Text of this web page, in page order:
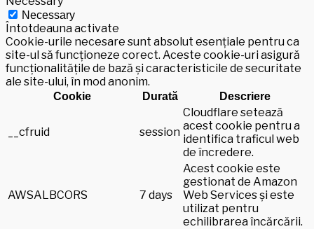
Necessary
Întotdeauna activate
Cookie-urile necesare sunt absolut esențiale pentru ca
site-ul să funcționeze corect. Aceste cookie-uri asigură
funcționalitățile de bază și caracteristicile de securitate
ale site-ului, în mod anonim.
Cookie Durată Descriere
__cfruid session
Cloudflare setează
acest cookie pentru a
identifica traficul web
de încredere.
AWSALBCORS 7 days
Acest cookie este
gestionat de Amazon
Web Services și este
utilizat pentru
echilibrarea încărcării.